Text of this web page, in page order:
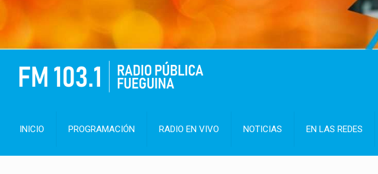
INICIO PROGRAMACIÓN RADIO EN VIVO NOTICIAS EN LAS REDES